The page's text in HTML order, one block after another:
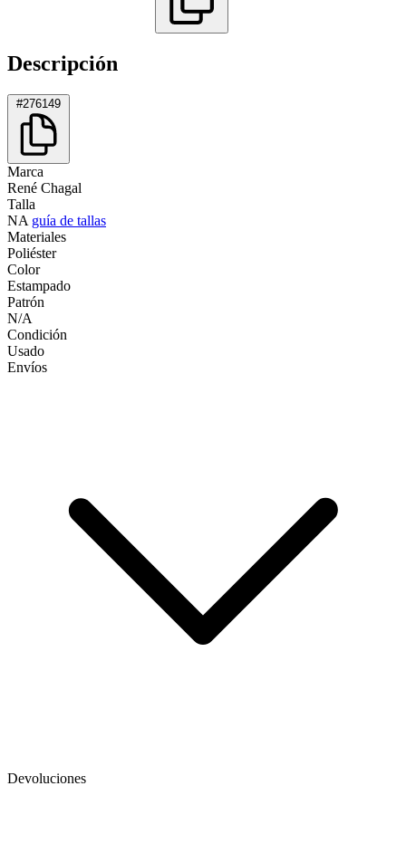
Descripción
#276149
Marca
René Chagal
Talla
NA guía de tallas
Materiales
Poliéster
Color
Estampado
Patrón
N/A
Condición
Usado
Envíos
Devoluciones